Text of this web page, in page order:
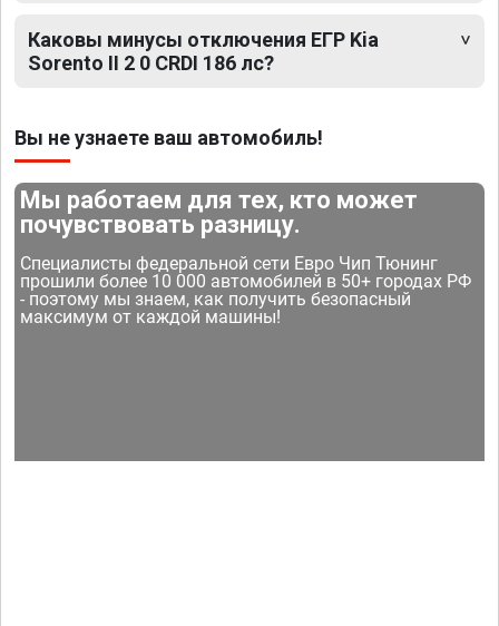
Каковы минусы отключения ЕГР Kia
Sorento II 2 0 CRDI 186 лс?
Вы не узнаете ваш автомобиль!
Мы работаем для тех, кто может
почувствовать разницу.
Специалисты федеральной сети Евро Чип Тюнинг
прошили более 10 000 автомобилей в 50+ городах РФ
- поэтому мы знаем, как получить безопасный
максимум от каждой машины!